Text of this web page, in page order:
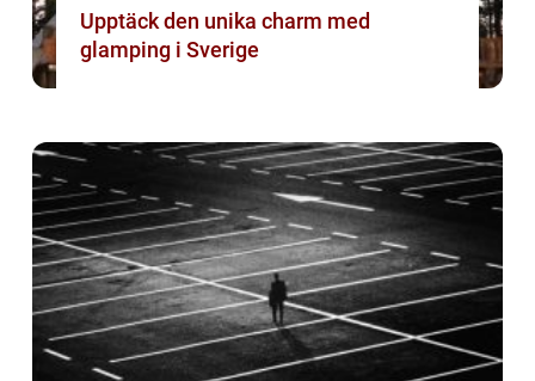
Upptäck den unika charm med
glamping i Sverige